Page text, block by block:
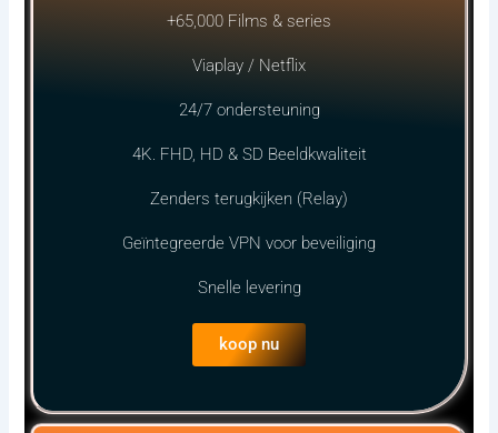
+65,000 Films & series
Viaplay / Netflix
24/7 ondersteuning
4K. FHD, HD & SD Beeldkwaliteit
Zenders terugkijken (Relay)
Geïntegreerde VPN voor beveiliging
Snelle levering
koop nu